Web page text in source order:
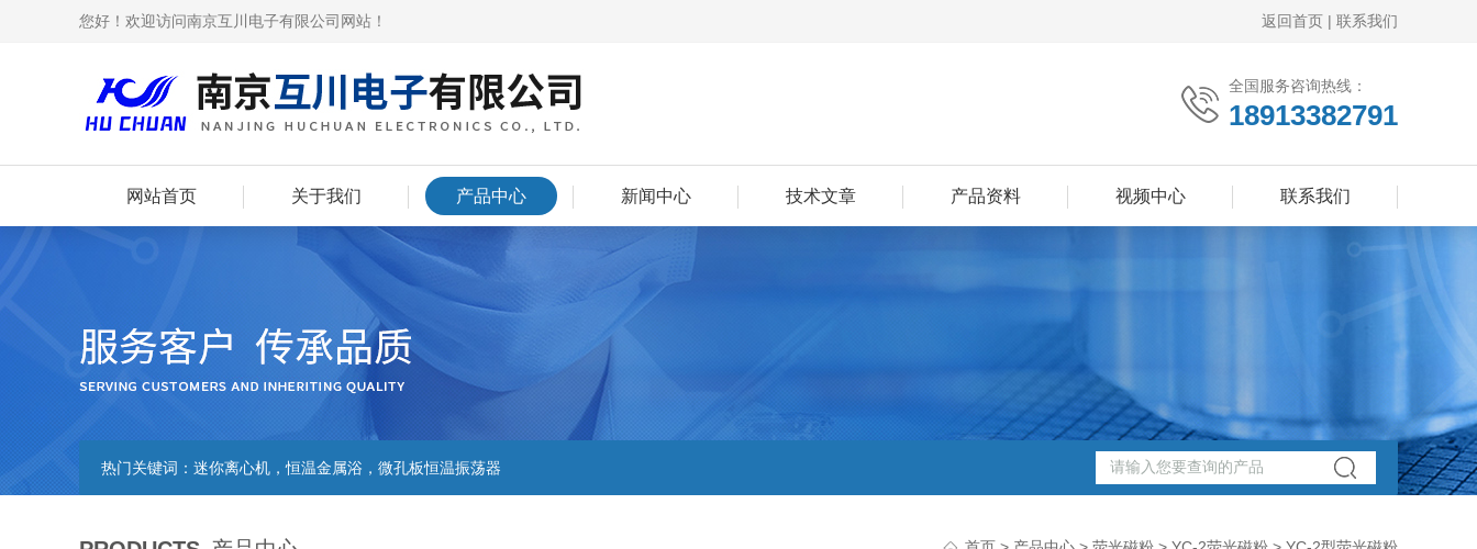
您好！欢迎访问南京互川电子有限公司网站！ 返回首页 | 联系我们
全国服务咨询热线：
18913382791
网站首页 关于我们 产品中心 新闻中心 技术文章 产品资料 视频中心 联系我们
热门关键词： 迷你离心机，恒温金属浴，微孔板恒温振荡器